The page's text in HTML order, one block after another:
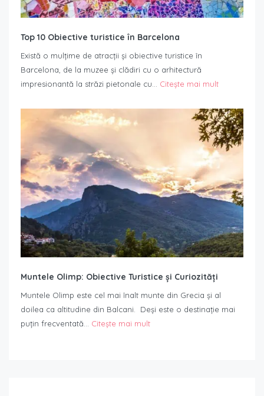
Top 10 Obiective turistice în Barcelona
Există o mulțime de atracții și obiective turistice în
Barcelona, de la muzee și clădiri cu o arhitectură
impresionantă la străzi pietonale cu… Citește mai mult
Muntele Olimp: Obiective Turistice și Curiozități
Muntele Olimp este cel mai înalt munte din Grecia și al
doilea ca altitudine din Balcani. Deși este o destinație mai
puțin frecventată… Citește mai mult